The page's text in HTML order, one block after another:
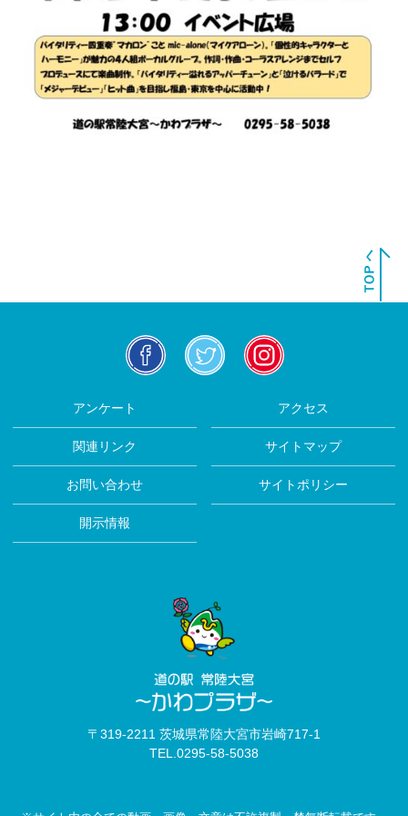
アンケート
アクセス
関連リンク サイトマップ
お問い合わせ サイトポリシー
開示情報
〒319-2211 茨城県常陸大宮市岩崎717-1
TEL.0295-58-5038